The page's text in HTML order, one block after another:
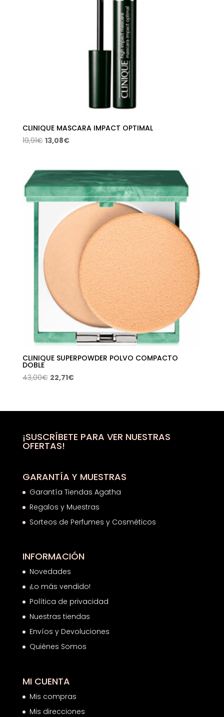
CLINIQUE MASCARA IMPACT OPTIMAL
19,91€ El
era:
19,91€.
13,08€El
es:
13,08€.
CLINIQUE SUPERPOWDER POLVO COMPACTO
DOBLE
43,00€ El
era:
22,71€El
es:
¡SUSCRÍBETE PARA VER NUESTRAS
OFERTAS!
GARANTÍA Y MUESTRAS
Garantía Tiendas Agatha
Regalos y Muestras
Sorteos de Perfumes y Cosméticos
INFORMACIÓN
Novedades
¡Lo más vendido!
Política de privacidad
Nuestras tiendas
Envíos y Devoluciones
Quiénes Somos
MI CUENTA
Mis compras
Mis direcciones